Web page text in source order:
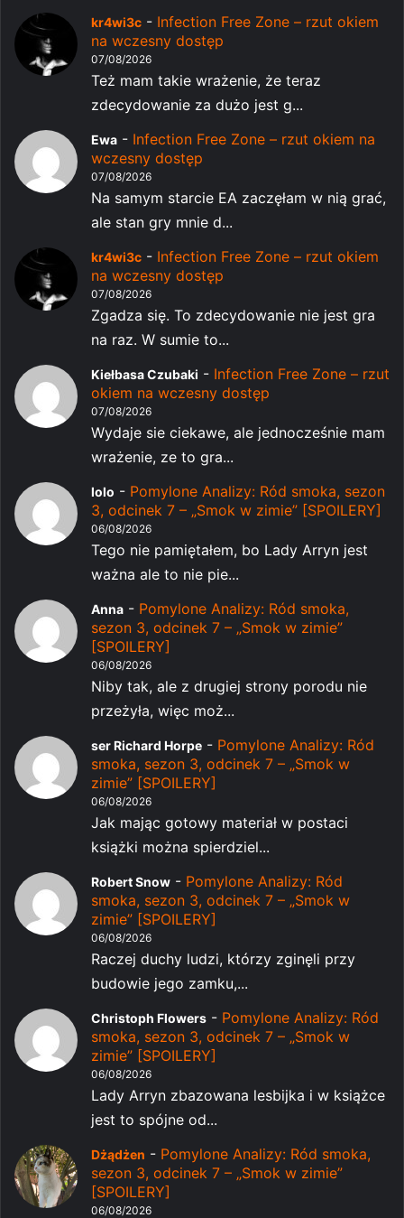
kr4wi3c - Infection Free Zone – rzut okiem
na wczesny dostęp
07/08/2026
Też mam takie wrażenie, że teraz
zdecydowanie za dużo jest g...
Ewa - Infection Free Zone – rzut okiem na
wczesny dostęp
07/08/2026
Na samym starcie EA zaczęłam w nią grać,
ale stan gry mnie d...
kr4wi3c - Infection Free Zone – rzut okiem
na wczesny dostęp
07/08/2026
Zgadza się. To zdecydowanie nie jest gra
na raz. W sumie to...
Kiełbasa Czubaki - Infection Free Zone – rzut
okiem na wczesny dostęp
07/08/2026
Wydaje sie ciekawe, ale jednocześnie mam
wrażenie, ze to gra...
lolo - Pomylone Analizy: Ród smoka, sezon
3, odcinek 7 – „Smok w zimie” [SPOILERY]
06/08/2026
Tego nie pamiętałem, bo Lady Arryn jest
ważna ale to nie pie...
Anna - Pomylone Analizy: Ród smoka,
sezon 3, odcinek 7 – „Smok w zimie”
[SPOILERY]
06/08/2026
Niby tak, ale z drugiej strony porodu nie
przeżyła, więc moż...
ser Richard Horpe - Pomylone Analizy: Ród
smoka, sezon 3, odcinek 7 – „Smok w
zimie” [SPOILERY]
06/08/2026
Jak mając gotowy materiał w postaci
książki można spierdziel...
Robert Snow - Pomylone Analizy: Ród
smoka, sezon 3, odcinek 7 – „Smok w
zimie” [SPOILERY]
06/08/2026
Raczej duchy ludzi, którzy zginęli przy
budowie jego zamku,...
Christoph Flowers - Pomylone Analizy: Ród
smoka, sezon 3, odcinek 7 – „Smok w
zimie” [SPOILERY]
06/08/2026
Lady Arryn zbazowana lesbijka i w książce
jest to spójne od...
Dżądżen - Pomylone Analizy: Ród smoka,
sezon 3, odcinek 7 – „Smok w zimie”
[SPOILERY]
06/08/2026